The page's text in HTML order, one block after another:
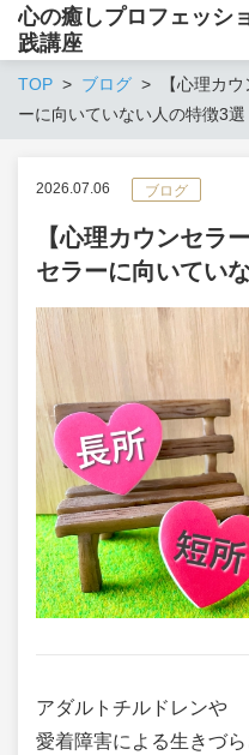
心の癒しプロフェッシ
践講座
TOP ブログ
【心理カ
ーに向いていない人の特徴3選
2026.07.06 ブログ
【心理カウンセラ
セラーに向いてい
アダルトチルドレンや
愛着障害による生きづ